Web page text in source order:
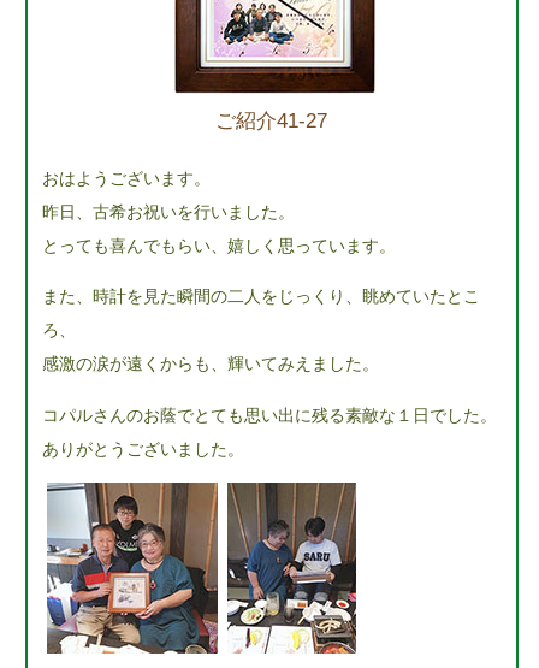
ご紹介41-27
おはようございます。
昨日、古希お祝いを行いました。
とっても喜んでもらい、嬉しく思っています。
また、時計を見た瞬間の二人をじっくり、眺めていたとこ
ろ、
感激の涙が遠くからも、輝いてみえました。
コパルさんのお蔭でとても思い出に残る素敵な１日でした。
ありがとうございました。